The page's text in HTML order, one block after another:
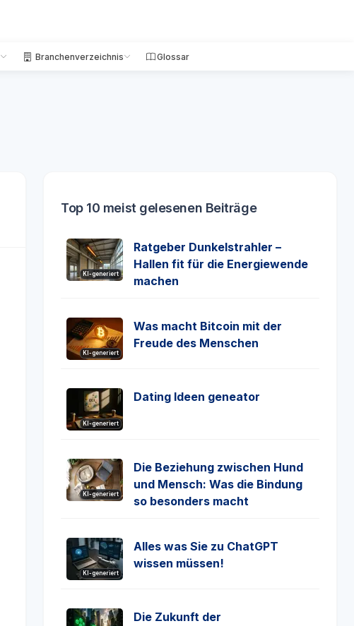
Branchenverzeichnis Glossar
Top 10 meist gelesenen Beiträge
KI-generiert
Ratgeber Dunkelstrahler –
Hallen fit für die Energiewende
machen
KI-generiert
Was macht Bitcoin mit der
Freude des Menschen
KI-generiert
Dating Ideen geneator
KI-generiert
Die Beziehung zwischen Hund
und Mensch: Was die Bindung
so besonders macht
KI-generiert
Alles was Sie zu ChatGPT
wissen müssen!
Die Zukunft der